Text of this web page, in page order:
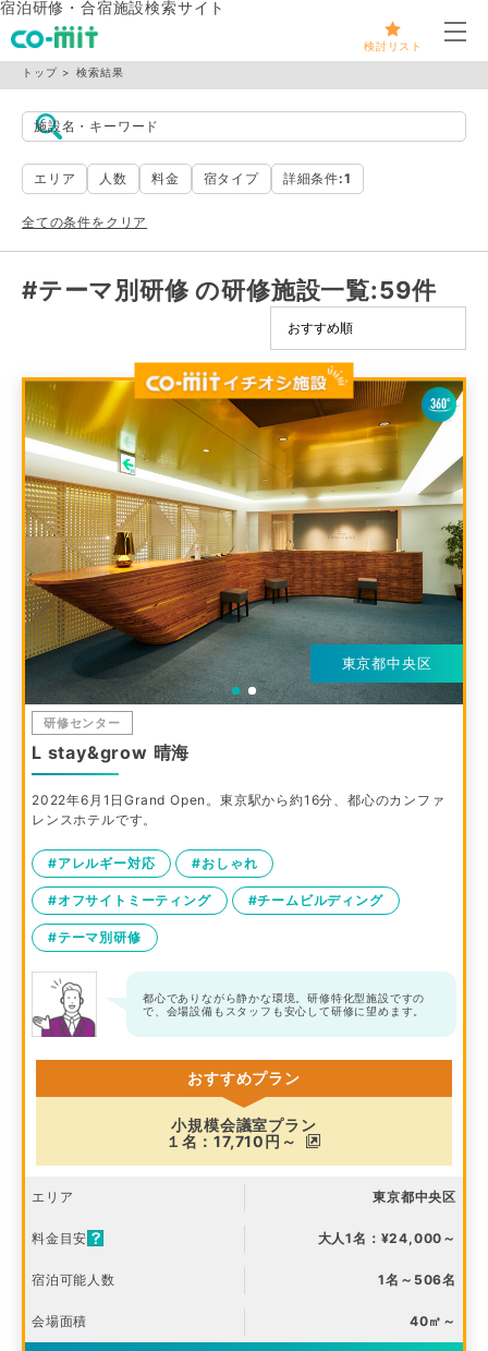
宿泊研修・合宿施設検索サイト
検討リスト
メ
トップ 検索結果
施設名・キーワード
エリア 人数 料金 宿タイプ 詳細条件:1
全ての条件をクリア
#テーマ別研修 の研修施設一覧:59件
東京都中央区
研修センター
L stay&grow 晴海
2022年6月1日Grand Open。東京駅から約16分、都心のカンファ
レンスホテルです。
#アレルギー対応 #おしゃれ
#オフサイトミーティング #チームビルディング
#テーマ別研修
都心でありながら静かな環境。研修特化型施設ですの
で、会場設備もスタッフも安心して研修に望めます。
おすすめプラン
小規模会議室プラン
１名：17,710円～
エリア 東京都中央区
料金目安 大人1名：¥24,000～
宿泊可能人数 1名～506名
会場面積 40㎡～